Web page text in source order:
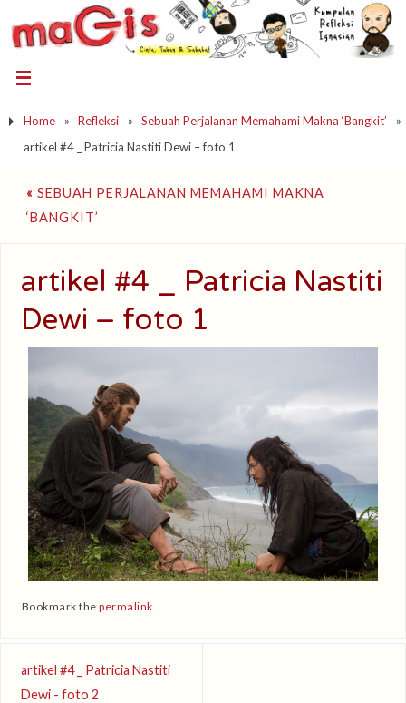
Home » Refleksi » Sebuah Perjalanan Memahami Makna ‘Bangkit’
»
artikel #4 _ Patricia Nastiti Dewi – foto 1
« SEBUAH PERJALANAN MEMAHAMI MAKNA
‘BANGKIT’
artikel #4 _ Patricia Nastiti
Dewi – foto 1
Bookmark thepermalink
artikel #4 _ Patricia Nastiti
Dewi - foto 2